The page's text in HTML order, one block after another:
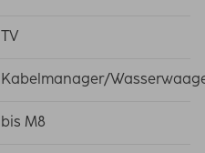
TV
Kabelmanager/
bis M8